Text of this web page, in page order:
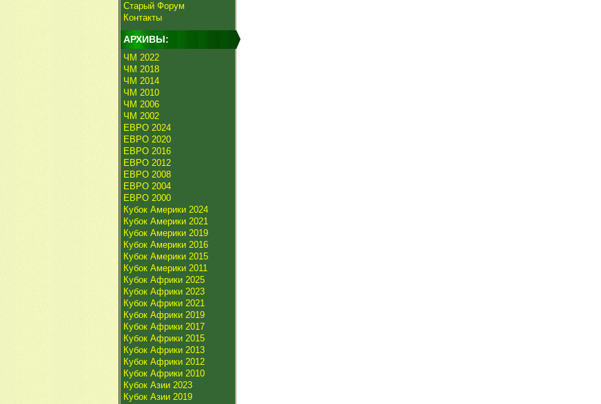
Старый Форум
Контакты
АРХИВЫ:
ЧМ 2022
ЧМ 2018
ЧМ 2014
ЧМ 2010
ЧМ 2006
ЧМ 2002
ЕВРО 2024
ЕВРО 2020
ЕВРО 2016
ЕВРО 2012
ЕВРО 2008
ЕВРО 2004
ЕВРО 2000
Кубок Америки 2024
Кубок Америки 2021
Кубок Америки 2019
Кубок Америки 2016
Кубок Америки 2015
Кубок Америки 2011
Кубок Африки 2025
Кубок Африки 2023
Кубок Африки 2021
Кубок Африки 2019
Кубок Африки 2017
Кубок Африки 2015
Кубок Африки 2013
Кубок Африки 2012
Кубок Африки 2010
Кубок Азии 2023
Кубок Азии 2019